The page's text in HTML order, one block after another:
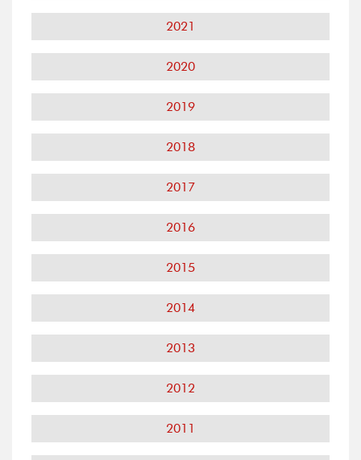
2021
2020
2019
2018
2017
2016
2015
2014
2013
2012
2011